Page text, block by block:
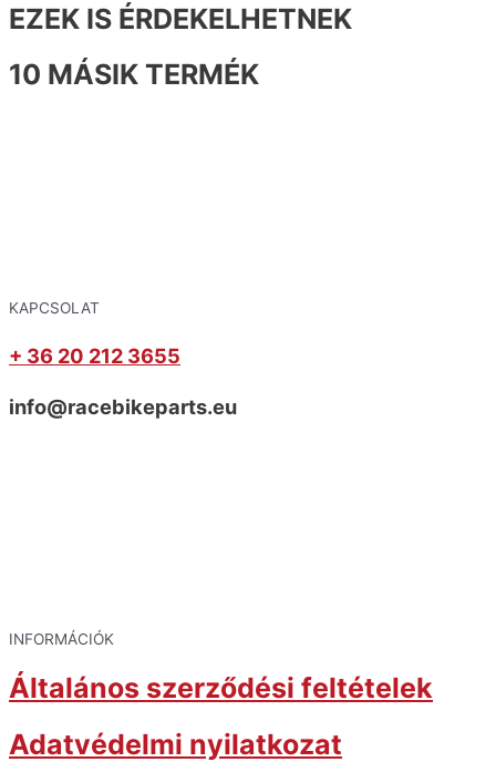
EZEK IS ÉRDEKELHETNEK
10 MÁSIK TERMÉK
KAPCSOLAT
+ 36 20 212 3655
info@racebikeparts.eu
INFORMÁCIÓK
Általános szerződési feltételek
Adatvédelmi nyilatkozat